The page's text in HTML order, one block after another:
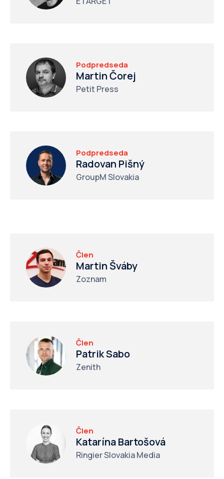
Podpredseda
Martin Čorej
Petit Press
Podpredseda
Radovan Pišný
GroupM Slovakia
Člen
Martin Šváby
Zoznam
Člen
Patrik Sabo
Zenith
Člen
Katarína Bartošová
Ringier Slovakia Media